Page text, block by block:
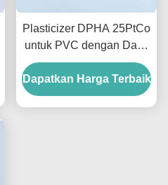
Plasticizer DPHA 25PtCo
untuk PVC dengan Daya
Tahan Tinggi untuk
Kondisi Sangat Dingin
Dapatkan Harga Terbaik